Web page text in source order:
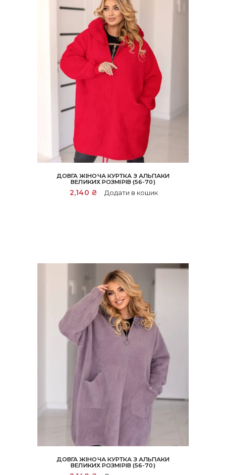
ДОВГА ЖІНОЧА КУРТКА З АЛЬПАКИ
ВЕЛИКИХ РОЗМІРІВ (56-70)
2,140 ₴ Додати в кошик
ДОВГА ЖІНОЧА КУРТКА З АЛЬПАКИ
ВЕЛИКИХ РОЗМІРІВ (56-70)